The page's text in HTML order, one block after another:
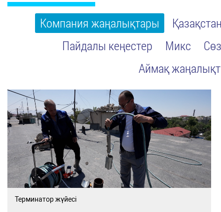
Компания жаңалықтары
Пайдалы кеңестер
Микс
Аймақ
Терминатор жүйесі